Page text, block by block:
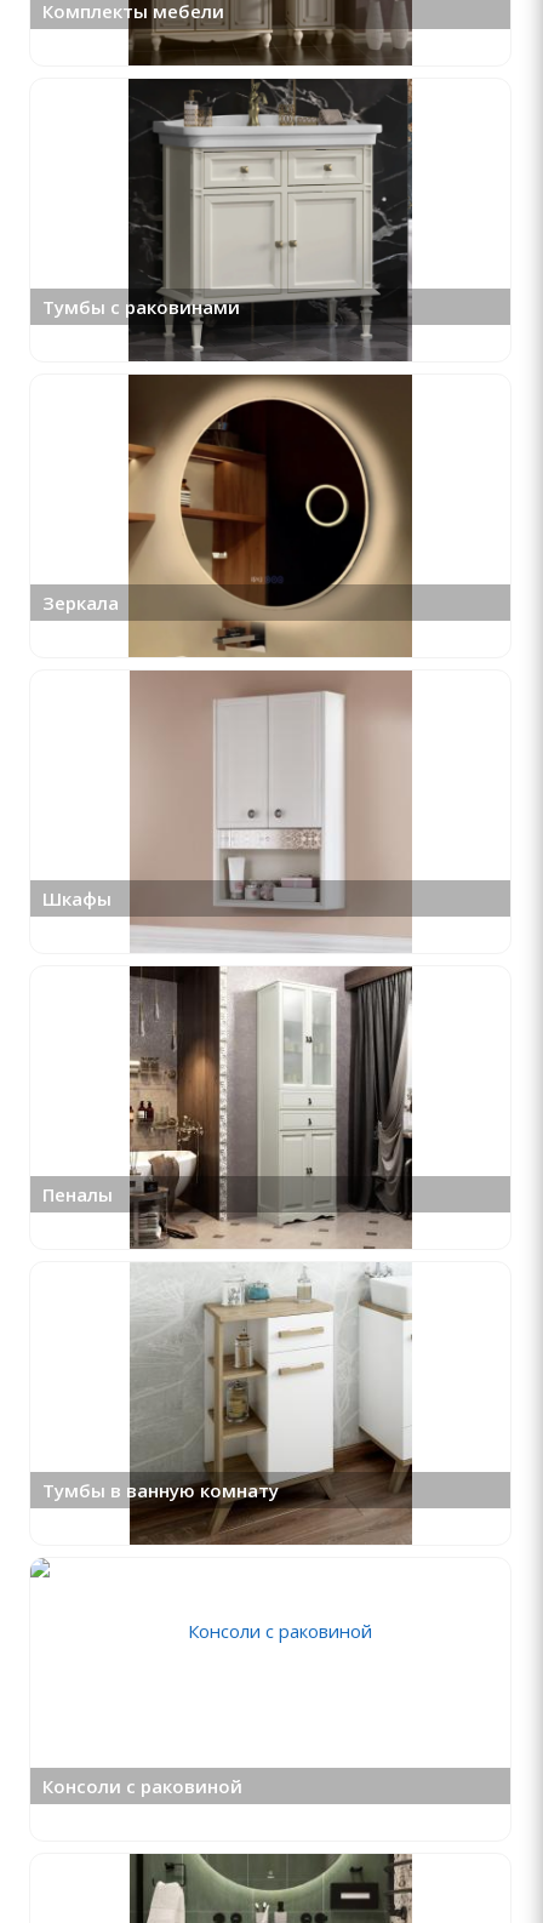
Комплекты мебели
Тумбы с раковинами
Зеркала
Шкафы
Пеналы
Тумбы в ванную комнату
Консоли с раковиной